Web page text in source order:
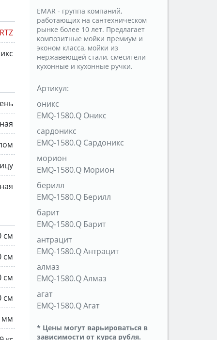
см
см
см
см
мм
EMAR - группа компаний,
работающих на сантехническом
рынке более 10 лет. Предлагает
композитные мойки премиум и
эконом класса, мойки из
нержавеющей стали, смесители
кухонные и кухонные ручки.
Артикул:
оникс
EMQ-1580.Q Оникс
сардоникс
EMQ-1580.Q Сардоникс
морион
EMQ-1580.Q Морион
берилл
EMQ-1580.Q Берилл
барит
EMQ-1580.Q Барит
антрацит
EMQ-1580.Q Антрацит
алмаз
EMQ-1580.Q Алмаз
агат
EMQ-1580.Q Агат
* Цены могут варьироваться в
зависимости от курса рубля.